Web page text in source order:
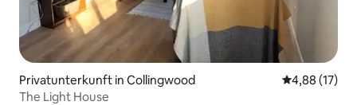
Privatunterkunft in Collingwood
4,88 (17)
The Light House